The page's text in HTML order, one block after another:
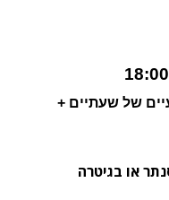
של שעתיים +
או בגיטרה